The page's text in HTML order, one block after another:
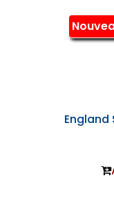
England